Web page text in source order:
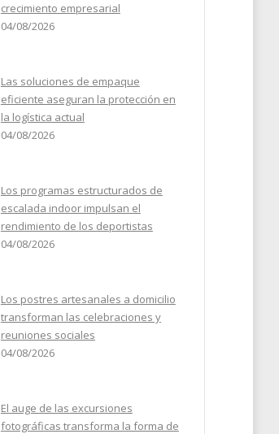
crecimiento empresarial
04/08/2026
Las soluciones de empaque
eficiente aseguran la protección en
la logística actual
04/08/2026
Los programas estructurados de
escalada indoor impulsan el
rendimiento de los deportistas
04/08/2026
Los postres artesanales a domicilio
transforman las celebraciones y
reuniones sociales
04/08/2026
El auge de las excursiones
fotográficas transforma la forma de